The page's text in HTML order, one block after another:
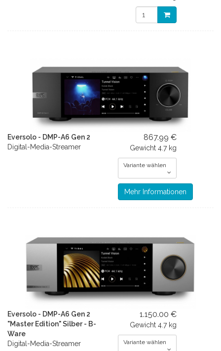
Eversolo - DMP-A6 Gen 2
Digital-Media-Streamer
867.99 €
Gewicht 4.7 kg
Variante wählen
Mehr Informationen
Eversolo - DMP-A6 Gen 2
"Master Edition" Silber - B-
Ware
Digital-Media-Streamer
1.150.00 €
Gewicht 4.7 kg
Variante wählen